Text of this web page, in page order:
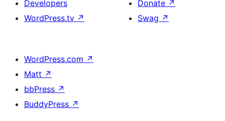
Developers
WordPress.tv ↗
Donate ↗
Swag ↗
WordPress.com ↗
Matt ↗
bbPress ↗
BuddyPress ↗